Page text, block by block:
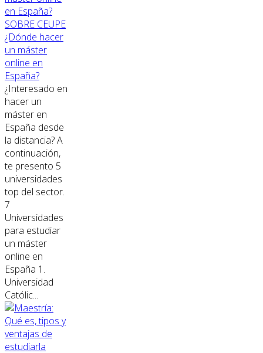
SOBRE CEUPE
¿Dónde hacer
un máster
online en
España?
¿Interesado en
hacer un
máster en
España desde
la distancia? A
continuación,
te presento 5
universidades
top del sector.
7
Universidades
para estudiar
un máster
online en
España 1.
Universidad
Católic...